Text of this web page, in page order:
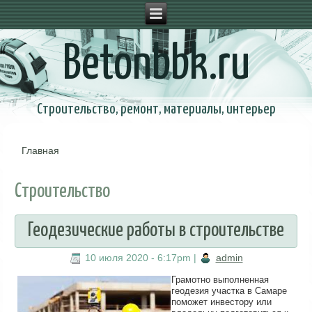
Betonbbk.ru
Строительство, ремонт, материалы, интерьер
Главная
Строительство
Геодезические работы в строительстве
10 июля 2020 - 6:17pm | admin
Грамотно выполненная
геодезия участка в Самаре
поможет инвестору или